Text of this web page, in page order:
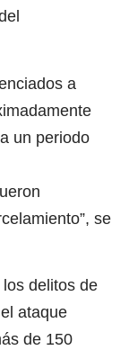
a
un periodo
se
delitos de
ataque
de 150